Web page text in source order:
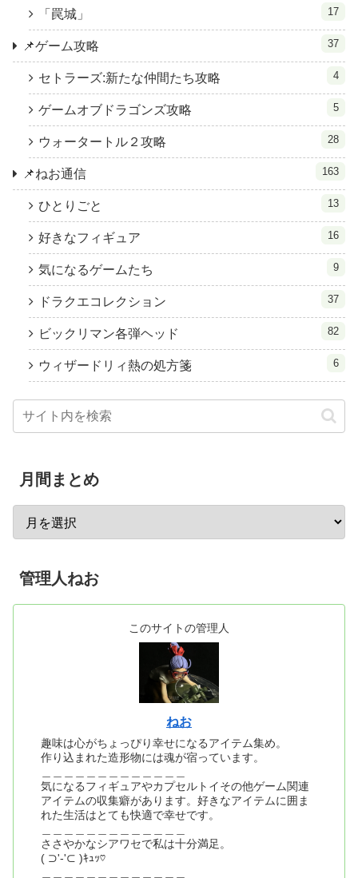
「罠城」 17
📌ゲーム攻略 37
セトラーズ:新たな仲間たち攻略 4
ゲームオブドラゴンズ攻略 5
ウォータートル２攻略 28
📌ねお通信 163
ひとりごと 13
好きなフィギュア 16
気になるゲームたち 9
ドラクエコレクション 37
ビックリマン各弾ヘッド 82
ウィザードリィ熱の処方箋 6
月間まとめ
管理人ねお
このサイトの管理人
ねお
趣味は心がちょっぴり幸せになるアイテム集め。
作り込まれた造形物には魂が宿っています。
気になるフィギュアやカプセルトイその他ゲーム関連
アイテムの収集癖があります。好きなアイテムに囲ま
れた生活はとても快適で幸せです。
ささやかなシアワセで私は十分満足。
( ⊃'-'⊂ )ｷｭｯ♡